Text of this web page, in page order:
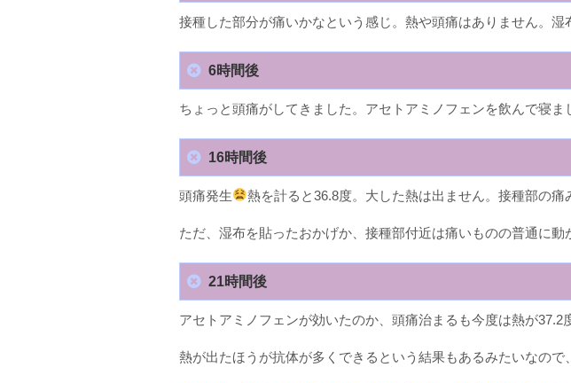
接種した部分が痛いかなという感じ。熱や頭痛はありません。湿
6時間後
ちょっと頭痛がしてきました。アセトアミノフェンを飲んで寝ま
16時間後
頭痛発生 熱を計ると36.8度。大した熱は出ません。接種部の
ただ、湿布を貼ったおかげか、接種部付近は痛いものの普通に動
21時間後
アセトアミノフェンが効いたのか、頭痛治まるも今度は熱が37.2
熱が出たほうが抗体が多くできるという結果もあるみたいなので